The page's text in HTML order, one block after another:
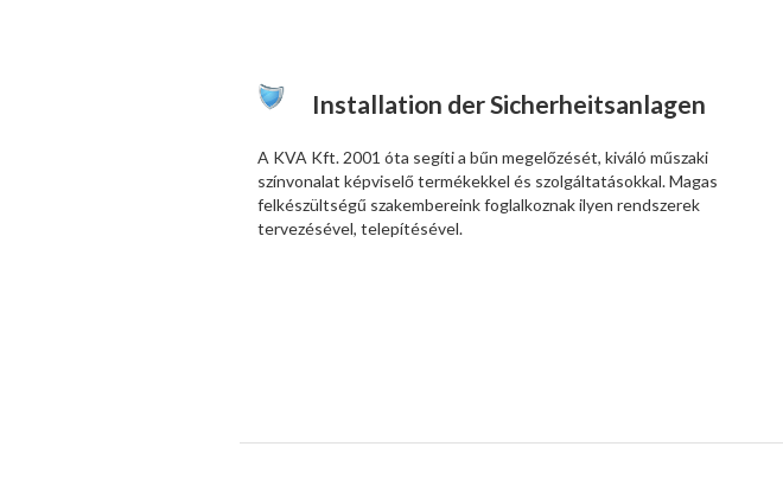
Installation der Sicherheitsanlagen
A KVA Kft. 2001 óta segíti a bűn megelőzését, kiváló műszaki
színvonalat képviselő termékekkel és szolgáltatásokkal. Magas
felkészültségű szakembereink foglalkoznak ilyen rendszerek
tervezésével, telepítésével.